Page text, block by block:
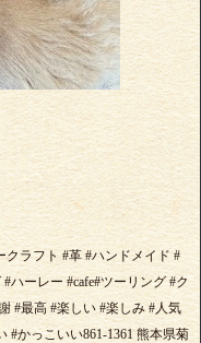
クラフト #革 #ハンドメイド #
ハーレー #cafe#ツーリング #ク
#最高 #楽しい #楽しみ #人気
#かっこいい861-1361 熊本県菊